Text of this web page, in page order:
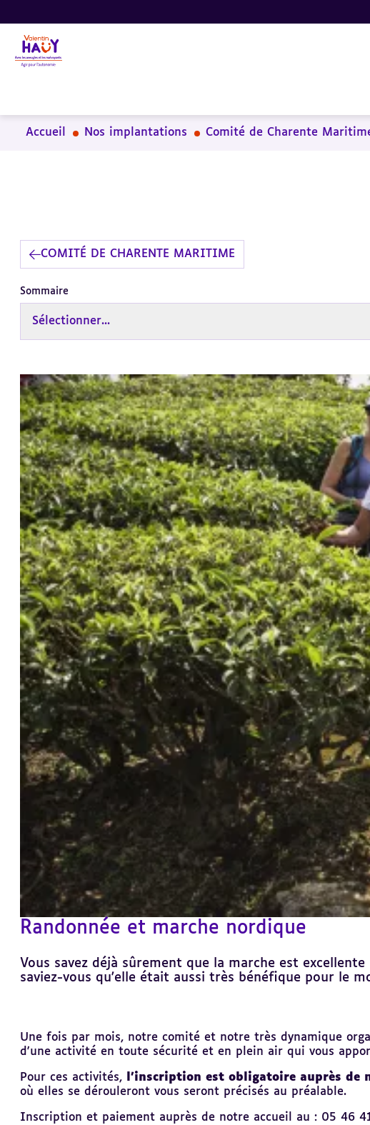
Aller
au
contenu
principal
Aller
au
pied
de
Aller
à
la
recherche
Accueil Nos implantations Comité de Charente
COMITÉ DE CHARENTE MARITIME
Sommaire
Sélectionner...
Randonnée et marche nordique
Vous savez déjà sûrement que la marche est
saviez-vous qu'elle était aussi très bénéfique pour le
Une fois par mois, notre comité et notre très dynamique
d'une activité en toute sécurité et en plein air qui vous
Pour ces activités, l'inscription est obligatoire auprès de
où elles se dérouleront vous seront précisés au préalable.
Inscription et paiement auprès de notre accueil au : 05 46
au
sommaire